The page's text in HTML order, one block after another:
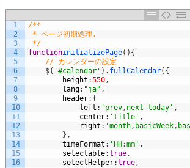
1
2
3
4
5
6
7
8
9
10
11
12
13
14
15
16
/**
* ページ初期処理.
*/
functioninitializePage( ) {
// カレンダーの設定
$( '#calendar' ) . fullCalendar( {
height :550,
lang: "ja" ,
header: {
left : 'prev,next today' ,
center: 'title' ,
right :
} ,
timeFormat : 'HH:mm' ,
selectable:true,
selectHelper:true,